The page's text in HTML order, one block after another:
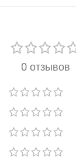
0 отзывов